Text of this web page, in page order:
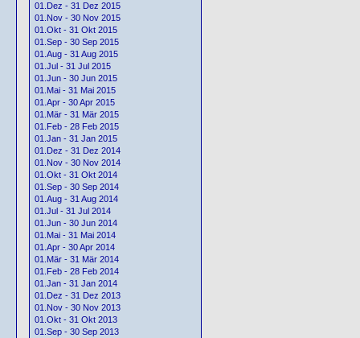
01.Dez - 31 Dez 2015
01.Nov - 30 Nov 2015
01.Okt - 31 Okt 2015
01.Sep - 30 Sep 2015
01.Aug - 31 Aug 2015
01.Jul - 31 Jul 2015
01.Jun - 30 Jun 2015
01.Mai - 31 Mai 2015
01.Apr - 30 Apr 2015
01.Mär - 31 Mär 2015
01.Feb - 28 Feb 2015
01.Jan - 31 Jan 2015
01.Dez - 31 Dez 2014
01.Nov - 30 Nov 2014
01.Okt - 31 Okt 2014
01.Sep - 30 Sep 2014
01.Aug - 31 Aug 2014
01.Jul - 31 Jul 2014
01.Jun - 30 Jun 2014
01.Mai - 31 Mai 2014
01.Apr - 30 Apr 2014
01.Mär - 31 Mär 2014
01.Feb - 28 Feb 2014
01.Jan - 31 Jan 2014
01.Dez - 31 Dez 2013
01.Nov - 30 Nov 2013
01.Okt - 31 Okt 2013
01.Sep - 30 Sep 2013